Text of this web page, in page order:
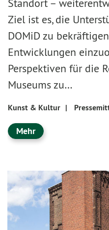
Standort –
Ziel ist es, die
DOMiD zu
Entwicklungen
Perspektiven für die
Museums zu…
Kunst & Kultur |
Mehr